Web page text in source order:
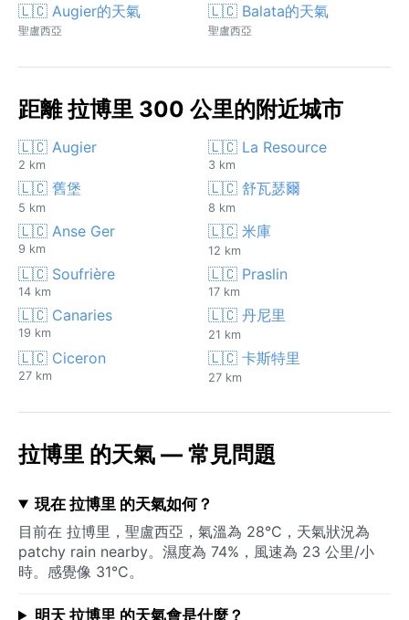
🇱🇨 Augier的天氣
聖盧西亞
🇱🇨 Balata的天氣
聖盧西亞
距離 拉博里 300 公里的附近城市
🇱🇨 Augier
2 km
🇱🇨 La Resource
3 km
🇱🇨 舊堡
5 km
🇱🇨 舒瓦瑟爾
8 km
🇱🇨 Anse Ger
9 km
🇱🇨 米庫
12 km
🇱🇨 Soufrière
14 km
🇱🇨 Praslin
17 km
🇱🇨 Canaries
19 km
🇱🇨 丹尼里
21 km
🇱🇨 Ciceron
27 km
🇱🇨 卡斯特里
27 km
拉博里 的天氣 — 常見問題
現在 拉博里 的天氣如何？
目前在 拉博里，聖盧西亞，氣溫為 28°C，天氣狀況為
patchy rain nearby。濕度為 74%，風速為 23 公里/小
時。感覺像 31°C。
明天 拉博里 的天氣會是什麼？